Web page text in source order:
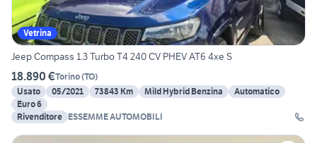
Vetrina
Jeep Compass 1.3 Turbo T4 240 CV PHEV AT6 4xe S
18.890 €Torino(TO)
Usato
05/2021 73843 Km Mild Hybrid Benzina
Automatico
Euro 6
Rivenditore ESSEMME AUTOMOBILI